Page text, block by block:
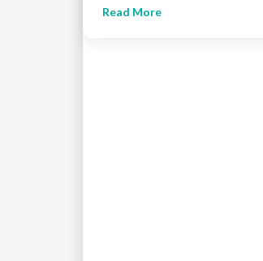
Read More